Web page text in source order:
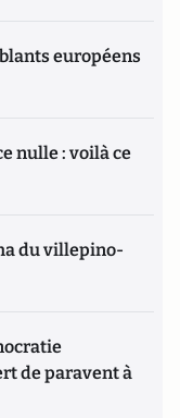
européens
nulle : voilà ce
du villepino-
de paravent à